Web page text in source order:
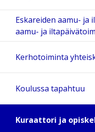
16:00
17:00
18:00
Eskareiden aamu- ja
aamu- ja
Kerhotoiminta
Koulussa tapahtuu
Kuraattori ja